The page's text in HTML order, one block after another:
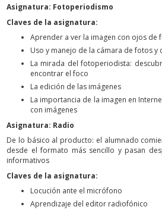
Asignatura: Fotoperiodismo
Claves de la asignatura:
Aprender a ver la imagen con ojos de
Uso y manejo de la cámara de fotos y
La mirada del fotoperiodista:
encontrar el foco
La edición de las imágenes
La importancia de la imagen en
con imágenes
Asignatura: Radio
De lo básico al producto: el alumnado
desde el formato más sencillo y pasan
informativos
Claves de la asignatura:
Locución ante el micrófono
Aprendizaje del editor radiofónico